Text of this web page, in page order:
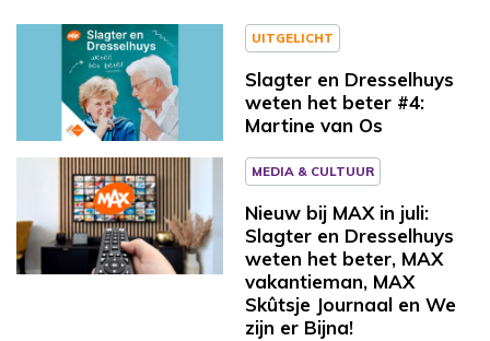
UITGELICHT
Slagter en Dresselhuys
weten het beter #4:
Martine van Os
MEDIA & CULTUUR
Nieuw bij MAX in juli:
Slagter en Dresselhuys
weten het beter, MAX
vakantieman, MAX
Skûtsje Journaal en We
zijn er Bijna!